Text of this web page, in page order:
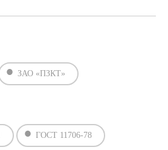
ЗАО «ПЗКТ»
ГОСТ 11706-78